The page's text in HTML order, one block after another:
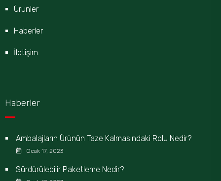
Ürünler
Haberler
İletişim
Haberler
Ambalajların Ürünün Taze Kalmasındaki Rolü Nedir?
Ocak 17, 2023
Sürdürülebilir Paketleme Nedir?